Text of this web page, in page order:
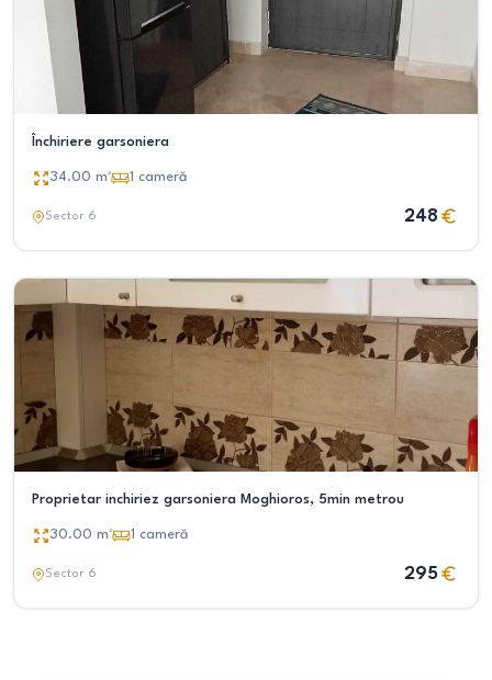
Închiriere garsoniera
34.00 m² 1 cameră
Sector 6 248
Proprietar inchiriez garsoniera Moghioros, 5min metrou
30.00 m² 1 cameră
Sector 6 295